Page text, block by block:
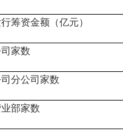
筹资金额（亿元）
家数
分公司家数
部家数